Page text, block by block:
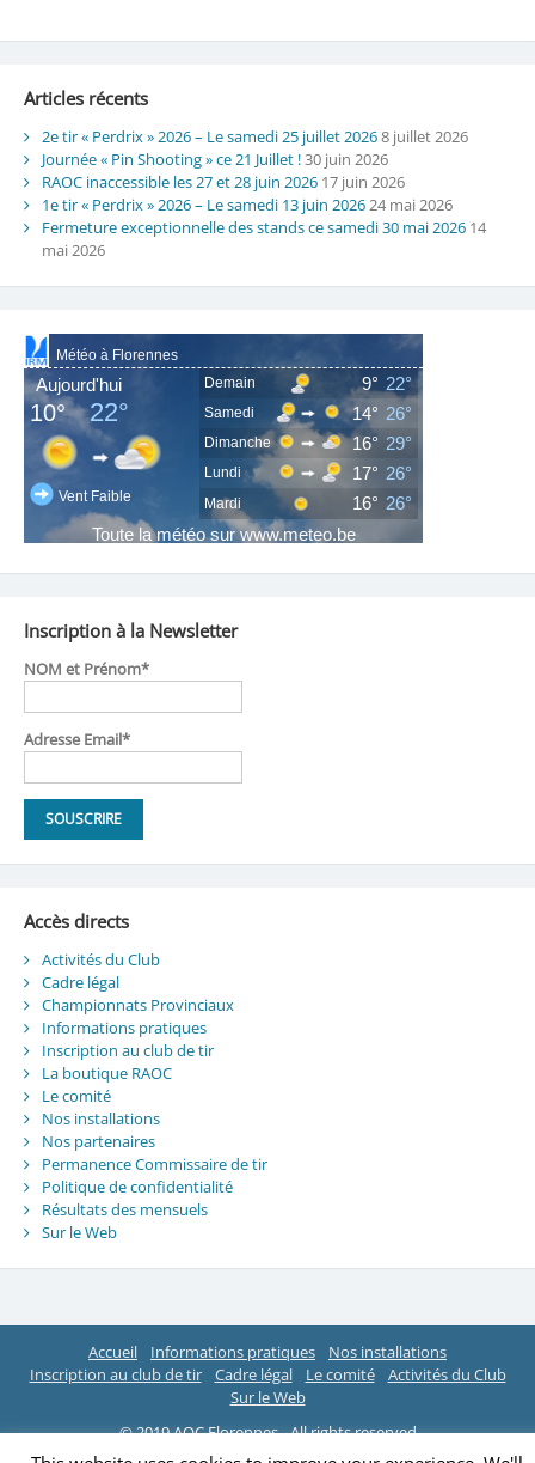
Articles récents
2e tir « Perdrix » 2026 – Le samedi 25 juillet 20268 juillet 2026
Journée « Pin Shooting » ce 21 Juillet !30 juin 2026
RAOC inaccessible les 27 et 28 juin 2026 17 juin 2026
1e tir « Perdrix » 2026 – Le samedi 13 juin 202624 mai 2026
Fermeture exceptionnelle des stands ce samedi 30 mai 2026 14
mai 2026
Inscription à la Newsletter
NOM et Prénom*
Adresse Email*
Accès directs
Activités du Club
Cadre légal
Championnats Provinciaux
Informations pratiques
Inscription au club de tir
La boutique RAOC
Le comité
Nos installations
Nos partenaires
Permanence Commissaire de tir
Politique de confidentialité
Résultats des mensuels
Sur le Web
Accueil Informations pratiques
Nos installations
Inscription au club de tir
Cadre légal Le comité
Activités du Club
Sur le Web
© 2019 AOC Florennes - All rights reserved